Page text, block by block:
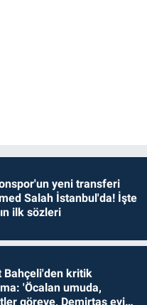
yeni transferi
Salah İstanbul'da! İşte
ilk sözleri
Bahçeli'den kritik
'Öcalan umuda,
göreve, Demirtaş evine